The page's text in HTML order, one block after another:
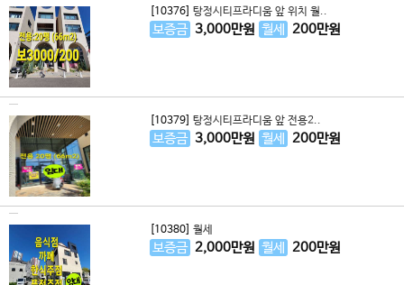
[10376] 탕정시티프라디움 앞 위치 월..
보증금 3,000만원 월세 200만원
[10379] 탕정시티프라디움 앞 전용2..
보증금 3,000만원 월세 200만원
[10380] 월세
보증금 2,000만원 월세 200만원